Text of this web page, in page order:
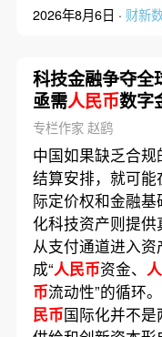
2026年8月6日 · 财新
科技金融争夺全
亟需人民币数字
施建设
专栏作家 赵鹞
中国如果缺乏合
结算安排，就可
际定价权和金融
化科技资产则提
从支付通道进入
成“人民币资金、
币流动性”的循环
民币国际化并不